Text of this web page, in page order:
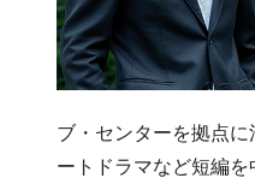
ブ・センターを拠点
ートドラマなど短編